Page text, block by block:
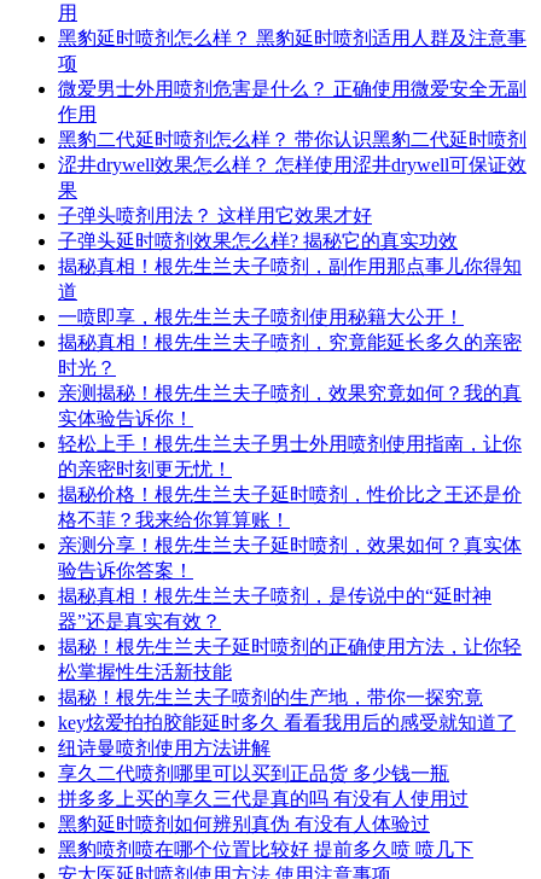
用
黑豹延时喷剂怎么样？ 黑豹延时喷剂适用人群及注意事
项
微爱男士外用喷剂危害是什么？ 正确使用微爱安全无副
作用
黑豹二代延时喷剂怎么样？ 带你认识黑豹二代延时喷剂
涩井drywell效果怎么样？ 怎样使用涩井drywell可保证效
果
子弹头喷剂用法？ 这样用它效果才好
子弹头延时喷剂效果怎么样? 揭秘它的真实功效
揭秘真相！根先生兰夫子喷剂，副作用那点事儿你得知
道
一喷即享，根先生兰夫子喷剂使用秘籍大公开！
揭秘真相！根先生兰夫子喷剂，究竟能延长多久的亲密
时光？
亲测揭秘！根先生兰夫子喷剂，效果究竟如何？我的真
实体验告诉你！
轻松上手！根先生兰夫子男士外用喷剂使用指南，让你
的亲密时刻更无忧！
揭秘价格！根先生兰夫子延时喷剂，性价比之王还是价
格不菲？我来给你算算账！
亲测分享！根先生兰夫子延时喷剂，效果如何？真实体
验告诉你答案！
揭秘真相！根先生兰夫子喷剂，是传说中的“延时神
器”还是真实有效？
揭秘！根先生兰夫子延时喷剂的正确使用方法，让你轻
松掌握性生活新技能
揭秘！根先生兰夫子喷剂的生产地，带你一探究竟
key炫爱拍拍胶能延时多久 看看我用后的感受就知道了
纽诗曼喷剂使用方法讲解
享久二代喷剂哪里可以买到正品货 多少钱一瓶
拼多多上买的享久三代是真的吗 有没有人使用过
黑豹延时喷剂如何辨别真伪 有没有人体验过
黑豹喷剂喷在哪个位置比较好 提前多久喷 喷几下
安太医延时喷剂使用方法 使用注意事项